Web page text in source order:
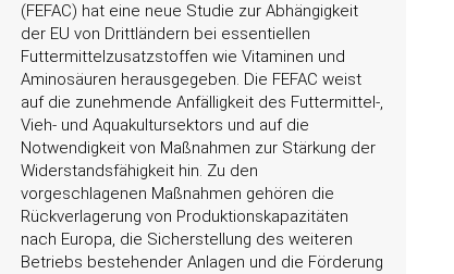
(FEFAC) hat eine neue Studie zur Abhängigkeit
der EU von Drittländern bei essentiellen
Futtermittelzusatzstoffen wie Vitaminen und
Aminosäuren herausgegeben. Die FEFAC weist
auf die zunehmende Anfälligkeit des Futtermittel-,
Vieh- und Aquakultursektors und auf die
Notwendigkeit von Maßnahmen zur Stärkung der
Widerstandsfähigkeit hin. Zu den
vorgeschlagenen Maßnahmen gehören die
Rückverlagerung von Produktionskapazitäten
nach Europa, die Sicherstellung des weiteren
Betriebs bestehender Anlagen und die Förderung